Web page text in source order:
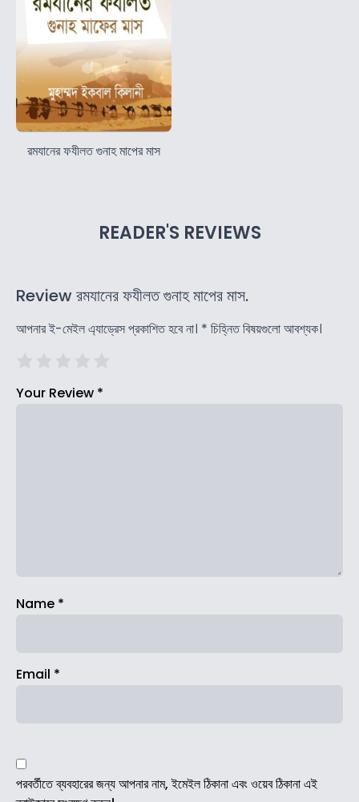
রমযানের ফযীলত গুনাহ মাপের মাস
READER'S REVIEWS
Review রমযানের ফযীলত গুনাহ মাপের মাস.
আপনার ই-মেইল এ্যাড্রেস প্রকাশিত হবে না। * চিহ্নিত বিষয়গুলো আবশ্যক।
Your Review *
Name *
Email *
পরবর্তীতে ব্যবহারের জন্য আপনার নাম, ইমেইল ঠিকানা এবং ওয়েব ঠিকানা এই